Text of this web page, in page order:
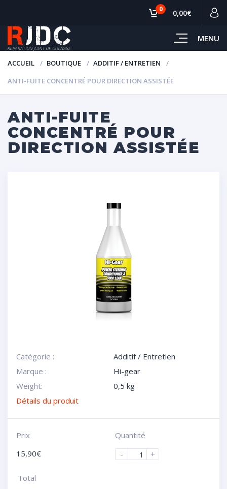
MENU
0 0,00€
ACCUEIL BOUTIQUE
ADDITIF / ENTRETIEN
ANTI-FUITE CONCENTRÉ POUR DIRECTION ASSISTÉE
ANTI-FUITE
CONCENTRÉ POUR
DIRECTION ASSISTÉE
Catégorie :
Additif / Entretien
Marque :
Hi-gear
Weight:
0,5 kg
Détails du produit
Prix
15,90€
Quantité
-
+
Total